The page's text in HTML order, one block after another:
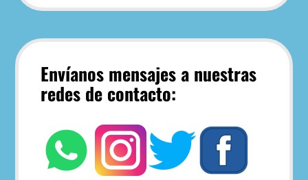
Envíanos mensajes a nuestras
redes de contacto: